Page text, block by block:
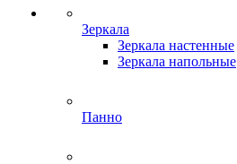
Зеркала
Зеркала настенные
Зеркала напольные
Панно